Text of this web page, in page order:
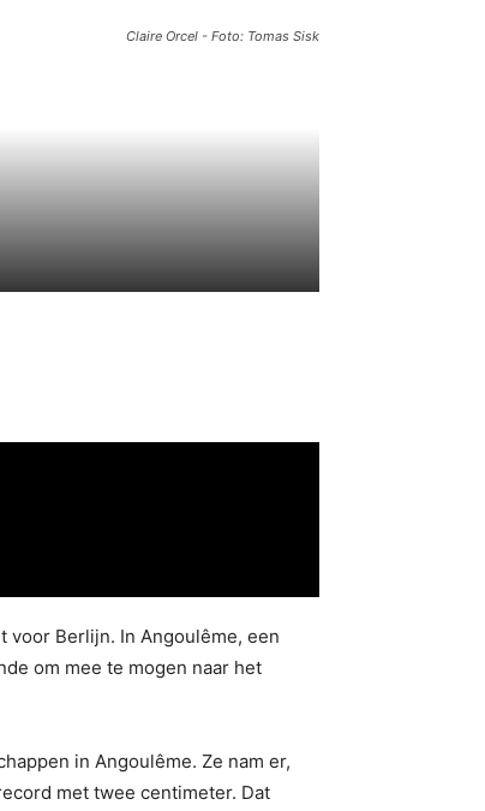
Claire Orcel - Foto: Tomas Sisk
voor Berlijn. In Angoulême, een
om mee te mogen naar het
in Angoulême. Ze nam er,
met twee centimeter. Dat